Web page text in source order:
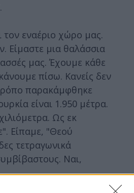
τον εναέριο χώρο μας.
Είμαστε μια θαλάσσια
μας. Έχουμε κάθε
πίσω. Κανείς δεν
παρακάμφθηκε
είναι 1.950 μέτρα.
Ως εκ
Είπαμε, "Θεού
τετραγωνικά
Ναι,